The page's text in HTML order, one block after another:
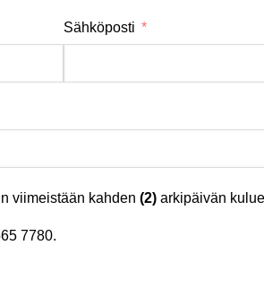
Sähköposti
viimeistään kahden (2) arkipäivän
7780.